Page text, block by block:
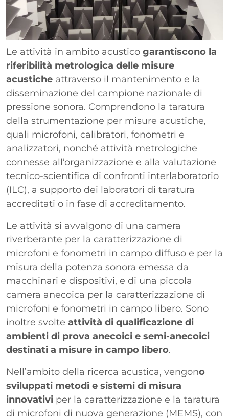
Le attività in ambito acustico garantiscono la
riferibilità metrologica delle misure
acustiche attraverso il mantenimento e la
disseminazione del campione nazionale di
pressione sonora. Comprendono la taratura
della strumentazione per misure acustiche,
quali microfoni, calibratori, fonometri e
analizzatori, nonché attività metrologiche
connesse all’organizzazione e alla valutazione
tecnico-scientifica di confronti interlaboratorio
(ILC), a supporto dei laboratori di taratura
accreditati o in fase di accreditamento.
Le attività si avvalgono di una camera
riverberante per la caratterizzazione di
microfoni e fonometri in campo diffuso e per la
misura della potenza sonora emessa da
macchinari e dispositivi, e di una piccola
camera anecoica per la caratterizzazione di
microfoni e fonometri in campo libero. Sono
inoltre svolte attività di qualificazione di
ambienti di prova anecoici e semi-anecoici
destinati a misure in campo libero.
Nell’ambito della ricerca acustica, vengono
sviluppati metodi e sistemi di misura
innovativi per la caratterizzazione e la taratura
di microfoni di nuova generazione (MEMS), con